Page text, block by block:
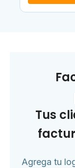
Tus
Agrega tu